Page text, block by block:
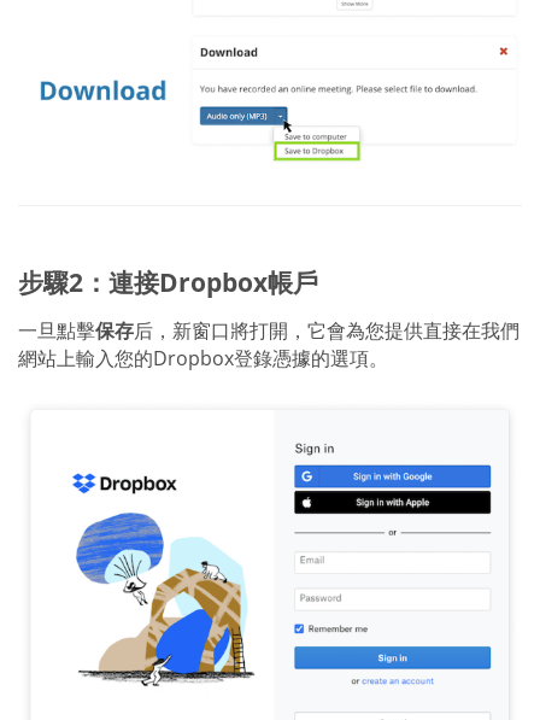
步驟2：連接Dropbox帳戶
一旦點擊保存后，新窗口將打開，它會為您提供直接在我們
網站上輸入您的Dropbox登錄憑據的選項。